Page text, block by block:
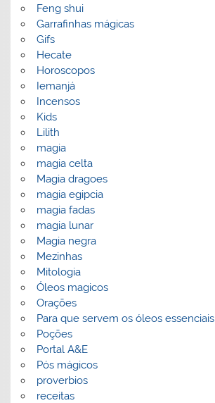
Feng shui
Garrafinhas mágicas
Gifs
Hecate
Horoscopos
Iemanjá
Incensos
Kids
Lilith
magia
magia celta
Magia dragoes
magia egipcia
magia fadas
magia lunar
Magia negra
Mezinhas
Mitologia
Óleos magicos
Orações
Para que servem os óleos essenciais
Poções
Portal A&E
Pós mágicos
proverbios
receitas